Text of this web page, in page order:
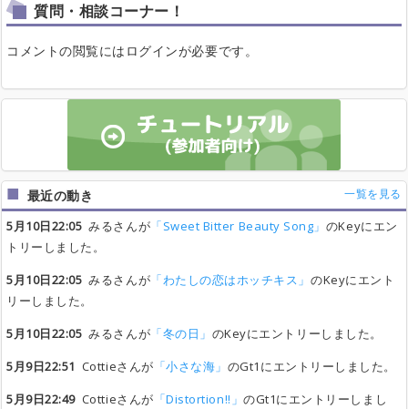
質問・相談コーナー！
コメントの閲覧にはログインが必要です。
最近の動き 一覧を見る
5月10日22:05 みるさんが 「Sweet Bitter Beauty Song」 のKeyにエン
トリーしました。
5月10日22:05 みるさんが 「わたしの恋はホッチキス」のKeyにエント
リーしました。
5月10日22:05 みるさんが 「冬の日」 のKeyにエントリーしました。
5月9日22:51 Cottieさんが 「小さな海」 のGt1にエントリーしました。
5月9日22:49Cottieさんが 「Distortion!!」のGt1にエントリーしまし